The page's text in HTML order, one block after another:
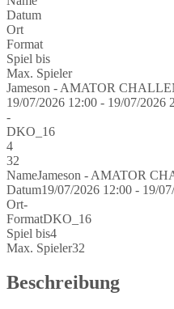
Datum
Ort
Format
Spiel bis
Max. Spieler
Jameson - AMATOR
19/07/2026 12:00 - 19/07/2026
-
DKO_16
4
32
NameJameson - AMATOR
Datum19/07/2026 12:00 - 19/
Ort-
FormatDKO_16
Spiel bis4
Max. Spieler32
Beschreibung